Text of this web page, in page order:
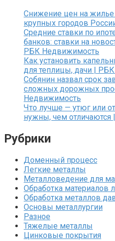
Снижение цен на
крупных городов
Средние ставки по
банков: ставки на
РБК Недвижимость
Как установить
для теплицы, дачи |
Собянин назвал срок
сложных дорожных
Недвижимость
Что лучше — утюг или
нужны, чем
Рубрики
Доменный процесс
Легкие металлы
Металловедение для
Обработка материалов
Обработка металлов
Основы металлургии
Разное
Тяжелые металлы
Цинковые покрытия